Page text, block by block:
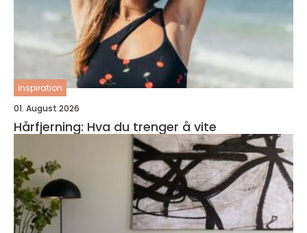
inspiration
01. August 2026
Hårfjerning: Hva du trenger å vite